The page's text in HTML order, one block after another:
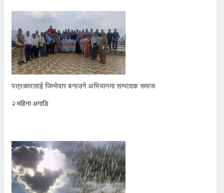
पत्रकारलाई जिम्मेवार बनाउने अभियानमा सम्पादक समाज
२ महिना अगाडि